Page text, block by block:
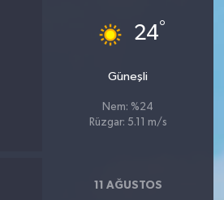
24°
Güneşli
Nem: %24
Rüzgar: 5.11 m/s
11 AĞUSTOS